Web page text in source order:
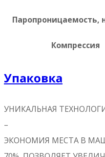
Паропроницаемость,
Компрессия
Упаковка
УНИКАЛЬНАЯ
–
ЭКОНОМИЯ МЕСТА В